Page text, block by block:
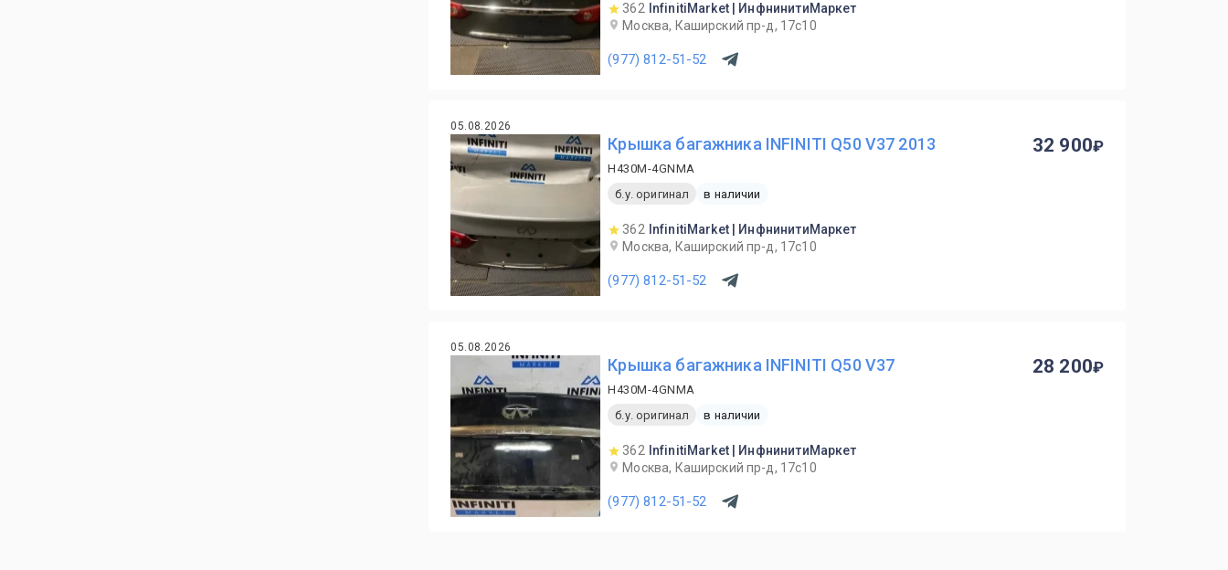
362
InfinitiMarket | ИнфнинитиМаркет
Москва, Каширский пр-д, 17с10
(977) 812-51-52
05.08.2026
Крышка багажника INFINITI Q50 V37 2013
H430M-4GNMA
б.у. оригинал
в наличии
362
InfinitiMarket | ИнфнинитиМаркет
Москва, Каширский пр-д, 17с10
(977) 812-51-52
32 900
05.08.2026
Крышка багажника INFINITI Q50 V37
H430M-4GNMA
б.у. оригинал
в наличии
362
InfinitiMarket | ИнфнинитиМаркет
Москва, Каширский пр-д, 17с10
(977) 812-51-52
28 200